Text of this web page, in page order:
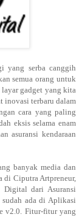
yang serba canggih
semua orang untuk
gadget yang kita
inovasi terbaru dalam
cara yang paling
eksis selama enam
asuransi kendaraan
banyak media dan
di Ciputra Artpreneur,
Digital dari Asuransi
sudah ada di Aplikasi
v2.0. Fitur-fitur yang